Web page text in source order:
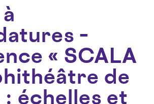
–
« SCALA
de
: échelles et